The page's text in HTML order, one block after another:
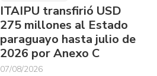
ITAIPU transfirió USD
275 millones al Estado
paraguayo hasta julio de
2026 por Anexo C
07/08/2026